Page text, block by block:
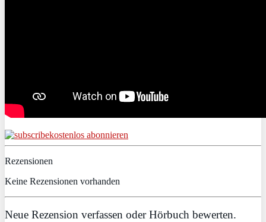
kostenlos abonnieren
Rezensionen
Keine Rezensionen vorhanden
Neue Rezension verfassen oder Hörbuch bewerten.